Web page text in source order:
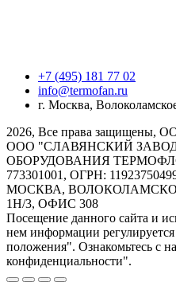
+7 (495) 181 77 02
info@termofan.ru
г. Москва,
2026, Все права защищены,
ООО "СЛАВЯНСКИЙ
ОБОРУДОВАНИЯ
773301001, ОГРН:
МОСКВА,
1Н/3, ОФИС 308
Посещение данного сайта и
нем информации
положения". Ознакомьтесь с
конфиденциальности".